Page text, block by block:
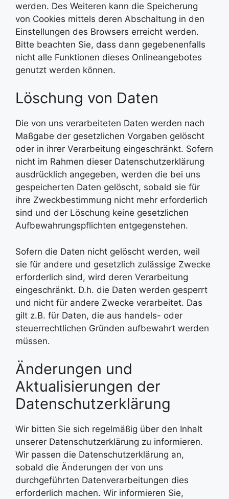
werden. Des Weiteren kann die Speicherung
von Cookies mittels deren Abschaltung in den
Einstellungen des Browsers erreicht werden.
Bitte beachten Sie, dass dann gegebenenfalls
nicht alle Funktionen dieses Onlineangebotes
genutzt werden können.
Löschung von Daten
Die von uns verarbeiteten Daten werden nach
Maßgabe der gesetzlichen Vorgaben gelöscht
oder in ihrer Verarbeitung eingeschränkt. Sofern
nicht im Rahmen dieser Datenschutzerklärung
ausdrücklich angegeben, werden die bei uns
gespeicherten Daten gelöscht, sobald sie für
ihre Zweckbestimmung nicht mehr erforderlich
sind und der Löschung keine gesetzlichen
Aufbewahrungspflichten entgegenstehen.
Sofern die Daten nicht gelöscht werden, weil
sie für andere und gesetzlich zulässige Zwecke
erforderlich sind, wird deren Verarbeitung
eingeschränkt. D.h. die Daten werden gesperrt
und nicht für andere Zwecke verarbeitet. Das
gilt z.B. für Daten, die aus handels- oder
steuerrechtlichen Gründen aufbewahrt werden
müssen.
Änderungen und
Aktualisierungen der
Datenschutzerklärung
Wir bitten Sie sich regelmäßig über den Inhalt
unserer Datenschutzerklärung zu informieren.
Wir passen die Datenschutzerklärung an,
sobald die Änderungen der von uns
durchgeführten Datenverarbeitungen dies
erforderlich machen. Wir informieren Sie,